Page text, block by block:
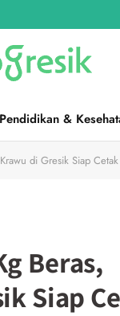
Pendidikan &
di Gresik Siap Cetak
Beras,
Siap